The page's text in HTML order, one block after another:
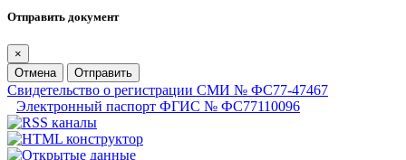
Отправить документ
×
Отмена
Отправить
Свидетельство о регистрации СМИ № ФС77-47467
Электронный паспорт ФГИС № ФС77110096